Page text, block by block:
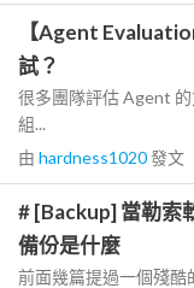
【Agent
試？
很多團隊評估 Agent
組...
由 hardness1020發文
# [Backup] 當勒索
備份是什麼
前面幾篇提過一個殘酷